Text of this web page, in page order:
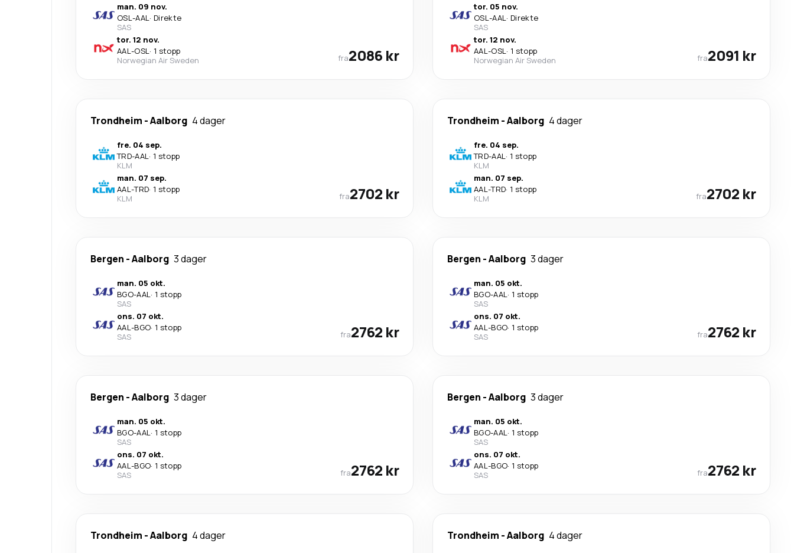
man. 09 nov.
OSL-AAL· Direkte
SAS
tor. 12 nov.
AAL-OSL· 1 stopp
Norwegian Air Sweden
fra2086 kr
tor. 05 nov.
OSL-AAL· Direkte
SAS
tor. 12 nov.
AAL-OSL· 1 stopp
Norwegian Air Sweden
fra2091 kr
Trondheim -Aalborg 4 dager
fre. 04 sep.
TRD-AAL· 1 stopp
KLM
man. 07 sep.
AAL-TRD· 1 stopp
KLM
fra2702 kr
Trondheim -Aalborg 4 dager
fre. 04 sep.
TRD-AAL· 1 stopp
KLM
man. 07 sep.
AAL-TRD· 1 stopp
KLM
fra2702 kr
Bergen -Aalborg 3 dager
man. 05 okt.
BGO-AAL· 1 stopp
SAS
ons. 07 okt.
AAL-BGO· 1 stopp
SAS
fra2762 kr
Bergen -Aalborg 3 dager
man. 05 okt.
BGO-AAL· 1 stopp
SAS
ons. 07 okt.
AAL-BGO· 1 stopp
SAS
fra2762 kr
Bergen -Aalborg 3 dager
man. 05 okt.
BGO-AAL· 1 stopp
SAS
ons. 07 okt.
AAL-BGO· 1 stopp
SAS
fra2762 kr
Bergen -Aalborg 3 dager
man. 05 okt.
BGO-AAL· 1 stopp
SAS
ons. 07 okt.
AAL-BGO· 1 stopp
SAS
fra2762 kr
Trondheim -Aalborg 4 dager Trondheim -Aalborg 4 dager